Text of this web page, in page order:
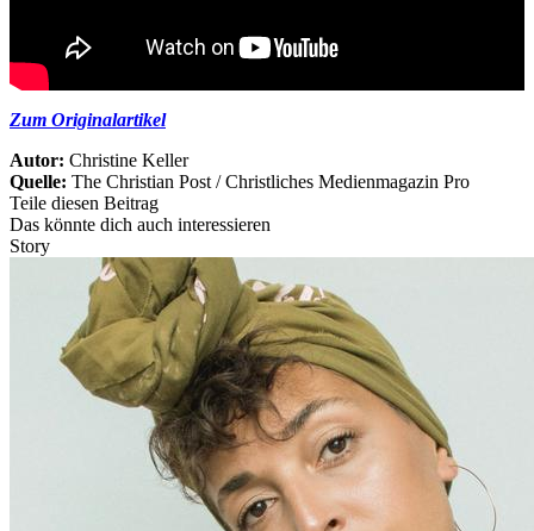
Zum Originalartikel
Autor: Christine Keller
Quelle: The Christian Post / Christliches Medienmagazin Pro
Teile diesen Beitrag
Das könnte dich auch interessieren
Story